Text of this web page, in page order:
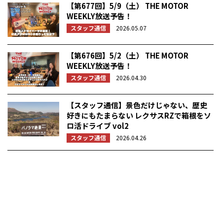
【第677回】5/9（土） THE MOTOR
WEEKLY放送予告！
スタッフ通信 2026.05.07
【第676回】5/2（土） THE MOTOR
WEEKLY放送予告！
スタッフ通信 2026.04.30
【スタッフ通信】景色だけじゃない、歴史
好きにもたまらない レクサスRZで箱根をソ
ロ活ドライブ vol2
スタッフ通信 2026.04.26